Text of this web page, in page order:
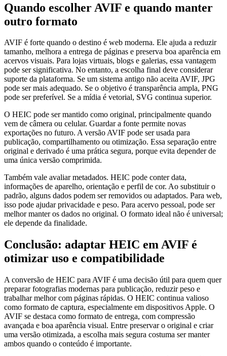
Quando escolher AVIF e quando manter
outro formato
AVIF é forte quando o destino é web moderna. Ele ajuda a reduzir
tamanho, melhora a entrega de páginas e preserva boa aparência em
acervos visuais. Para lojas virtuais, blogs e galerias, essa vantagem
pode ser significativa. No entanto, a escolha final deve considerar
suporte da plataforma. Se um sistema antigo não aceita AVIF, JPG
pode ser mais adequado. Se o objetivo é transparência ampla, PNG
pode ser preferível. Se a mídia é vetorial, SVG continua superior.
O HEIC pode ser mantido como original, principalmente quando
vem de câmera ou celular. Guardar a fonte permite novas
exportações no futuro. A versão AVIF pode ser usada para
publicação, compartilhamento ou otimização. Essa separação entre
original e derivado é uma prática segura, porque evita depender de
uma única versão comprimida.
Também vale avaliar metadados. HEIC pode conter data,
informações de aparelho, orientação e perfil de cor. Ao substituir o
padrão, alguns dados podem ser removidos ou adaptados. Para web,
isso pode ajudar privacidade e peso. Para acervo pessoal, pode ser
melhor manter os dados no original. O formato ideal não é universal;
ele depende da finalidade.
Conclusão: adaptar HEIC em AVIF é
otimizar uso e compatibilidade
A conversão de HEIC para AVIF é uma decisão útil para quem quer
preparar fotografias modernas para publicação, reduzir peso e
trabalhar melhor com páginas rápidas. O HEIC continua valioso
como formato de captura, especialmente em dispositivos Apple. O
AVIF se destaca como formato de entrega, com compressão
avançada e boa aparência visual. Entre preservar o original e criar
uma versão otimizada, a escolha mais segura costuma ser manter
ambos quando o conteúdo é importante.